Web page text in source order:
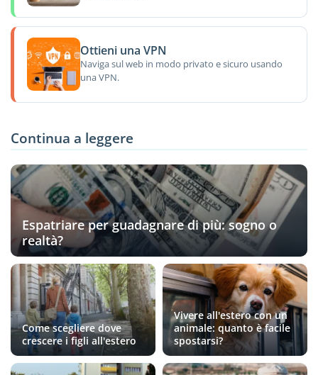
Ottieni una VPN
Naviga sul web in modo privato e sicuro usando
una VPN.
Continua a leggere
Espatriare per guadagnare di più: sogno o
realtà?
Come scegliere dove
crescere i figli all'estero
Vivere all'estero con un
animale: quanto è facile
spostarsi?